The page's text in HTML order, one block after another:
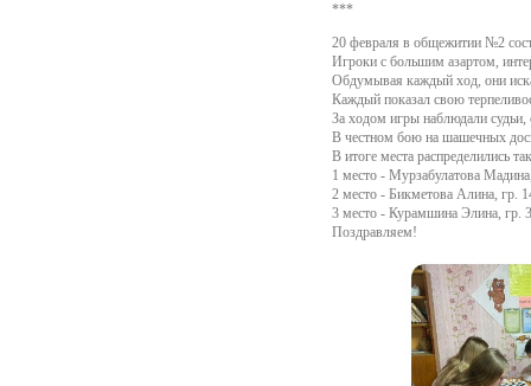
***
20 февраля в общежитии №2
Игроки с большим азартом,
Обдумывая каждый ход, они
Каждый показал свою
За ходом игры наблюдали ️судьи,
В честном бою на шашечных
В итоге места распределились
1 место - Мурзабулатова
2 место - Бикметова Алина, гр.
3 место - Курамшина Элина, гр.
Поздравляем!